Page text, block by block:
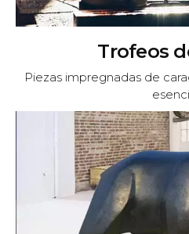
Trofeos
Piezas impregnadas de